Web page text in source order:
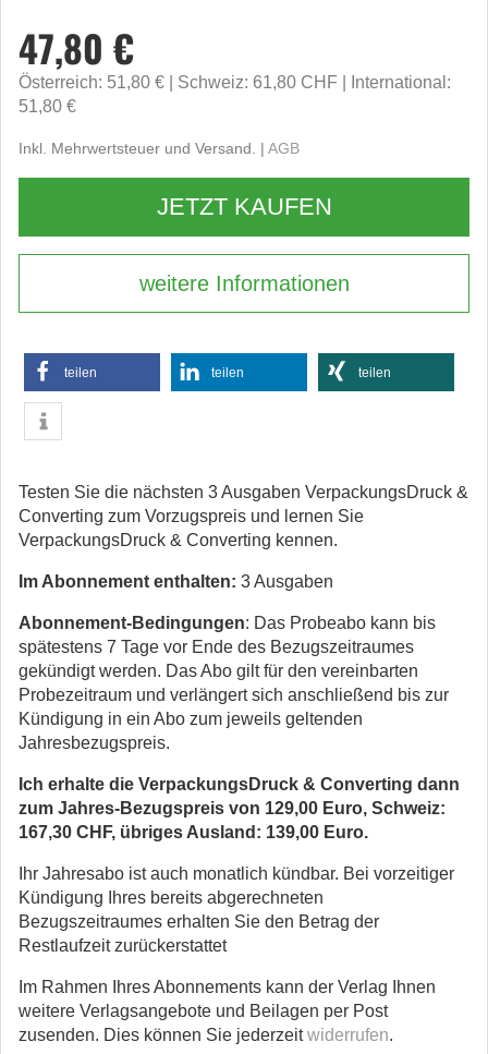
47,80 €
Österreich: 51,80 € Schweiz: 61,80 CHF
International:
51,80 €
Inkl. Mehrwertsteuer und Versand. | AGB
JETZT KAUFEN
weitere Informationen
teilen teilen teilen
Testen Sie die nächsten 3 Ausgaben VerpackungsDruck &
Converting zum Vorzugspreis und lernen Sie
VerpackungsDruck & Converting kennen.
Im Abonnement enthalten: 3 Ausgaben
Abonnement-Bedingungen: Das Probeabo kann bis
spätestens 7 Tage vor Ende des Bezugszeitraumes
gekündigt werden. Das Abo gilt für den vereinbarten
Probezeitraum und verlängert sich anschließend bis zur
Kündigung in ein Abo zum jeweils geltenden
Jahresbezugspreis.
Ich erhalte die VerpackungsDruck & Converting dann
zum Jahres-Bezugspreis von 129,00 Euro, Schweiz:
167,30 CHF, übriges Ausland: 139,00 Euro.
Ihr Jahresabo ist auch monatlich kündbar. Bei vorzeitiger
Kündigung Ihres bereits abgerechneten
Bezugszeitraumes erhalten Sie den Betrag der
Restlaufzeit zurückerstattet
Im Rahmen Ihres Abonnements kann der Verlag Ihnen
weitere Verlagsangebote und Beilagen per Post
zusenden. Dies können Sie jederzeitwiderrufen.